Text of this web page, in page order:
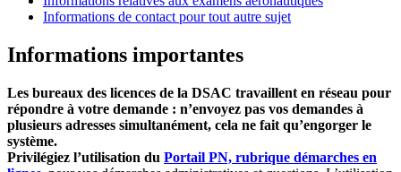
Informations de contact pour tout autre sujet
Informations importantes
Les bureaux des licences de la DSAC travaillent en réseau pour
répondre à votre demande : n’envoyez pas vos demandes à
plusieurs adresses simultanément, cela ne fait qu’engorger le
système.
Privilégiez l’utilisation du Portail PN, rubrique démarches en